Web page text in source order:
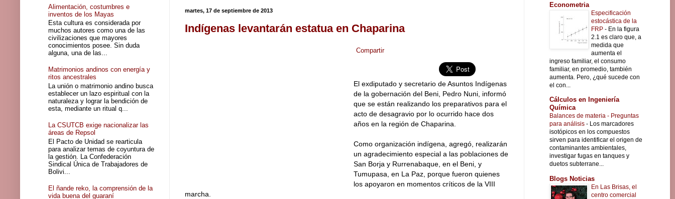
martes, 17 de septiembre de 2013
Indígenas levantarán estatua en Chaparina
Compartir
El exdiputado y secretario de Asuntos Indígenas
de la gobernación del Beni, Pedro Nuni, informó
que se están realizando los preparativos para el
acto de desagravio por lo ocurrido hace dos
años en la región de Chaparina.
Como organización indígena, agregó, realizarán
un agradecimiento especial a las poblaciones de
San Borja y Rurrenabaque, en el Beni, y
Tumupasa, en La Paz, porque fueron quienes
los apoyaron en momentos críticos de la VIII
marcha.
Alimentación, costumbres e
inventos de los Mayas
Esta cultura es considerada por
muchos autores como una de las
civilizaciones que mayores
conocimientos posee. Sin duda
alguna, una de las...
Matrimonios andinos con energía y
ritos ancestrales
La unión o matrimonio andino busca
establecer un lazo espiritual con la
naturaleza y lograr la bendición de
esta, mediante un ritual q...
La CSUTCB exige nacionalizar las
áreas de Repsol
El Pacto de Unidad se rearticula
para analizar temas de coyuntura de
la gestión. La Confederación
Sindical Única de Trabajadores de
Bolivi...
El ñande reko, la comprensión de la
vida buena del guaraní
Econometria
Especificación
estocástica de la
FRP - En la figura
2.1 es claro que, a
medida que
aumenta el
ingreso familiar, el consumo
familiar, en promedio, también
aumenta. Pero, ¿qué sucede con
el con...
Cálculos en Ingeniería
Química
Balances de materia - Preguntas
para análisis - Los marcadores
isotópicos en los compuestos
sirven para identificar el origen de
contaminantes ambientales,
investigar fugas en tanques y
duetos subterrane...
Blogs Noticias
En Las Brisas, el
centro comercial